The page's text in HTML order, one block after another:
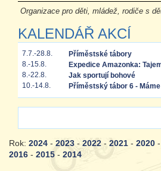
Organizace pro děti, mládež, rodiče s
KALENDÁŘ AKCÍ
7.7.-28.8.
Příměstské tábory
8.-15.8.
Expedice Amazonka:
8.-22.8.
Jak sportují bohové
10.-14.8.
Příměstský tábor 6 -
Rok: 2024 - 2023 - 2022 - 2021 - 2020 -
2016 - 2015 - 2014